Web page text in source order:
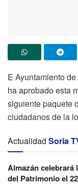
E Ayuntamiento
ha aprobado esta
siguiente paquete
ciudadanos de la
Actualidad Soria
Almazán celebrará
del Patrimonio el